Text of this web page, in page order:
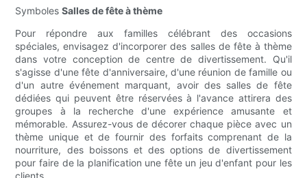
SymbolesSalles de fête à thème
Pour répondre aux familles célébrant des occasions
spéciales, envisagez d'incorporer des salles de fête à thème
dans votre conception de centre de divertissement. Qu'il
s'agisse d'une fête d'anniversaire, d'une réunion de famille ou
d'un autre événement marquant, avoir des salles de fête
dédiées qui peuvent être réservées à l'avance attirera des
groupes à la recherche d'une expérience amusante et
mémorable. Assurez-vous de décorer chaque pièce avec un
thème unique et de fournir des forfaits comprenant de la
nourriture, des boissons et des options de divertissement
pour faire de la planification une fête un jeu d'enfant pour les